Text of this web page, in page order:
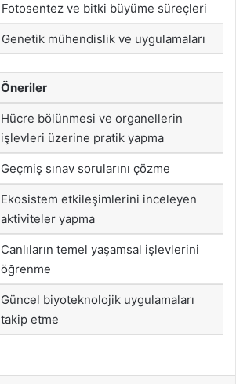
Fotosentez ve bitki büyüme süreçleri
Genetik mühendislik ve uygulamaları
Öneriler
Hücre bölünmesi ve organellerin
işlevleri üzerine pratik yapma
Geçmiş sınav sorularını çözme
Ekosistem etkileşimlerini inceleyen
aktiviteler yapma
Canlıların temel yaşamsal işlevlerini
öğrenme
Güncel biyoteknolojik uygulamaları
takip etme